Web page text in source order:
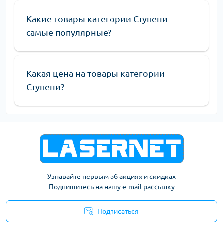
Какие товары категории Ступени
самые популярные?
Какая цена на товары категории
Ступени?
Узнавайте первым об акциях и скидках
Подпишитесь на нашу e-mail рассылку
Подписаться